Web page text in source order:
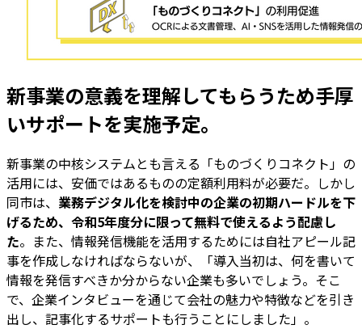
新事業の意義を理解してもらうため手厚
いサポートを実施予定。
新事業の中核システムとも言える「ものづくりコネクト」の
活用には、安価ではあるものの定額利用料が必要だ。しかし
同市は、 業務デジタル化を検討中の企業の初期ハードルを下
げるため、令和5年度分に限って無料で使えるよう配慮し
た。また、情報発信機能を活用するためには自社アピール記
事を作成しなければならないが、「導入当初は、何を書いて
情報を発信すべきか分からない企業も多いでしょう。そこ
で、企業インタビューを通じて会社の魅力や特徴などを引き
出し、記事化するサポートも行うことにしました」。